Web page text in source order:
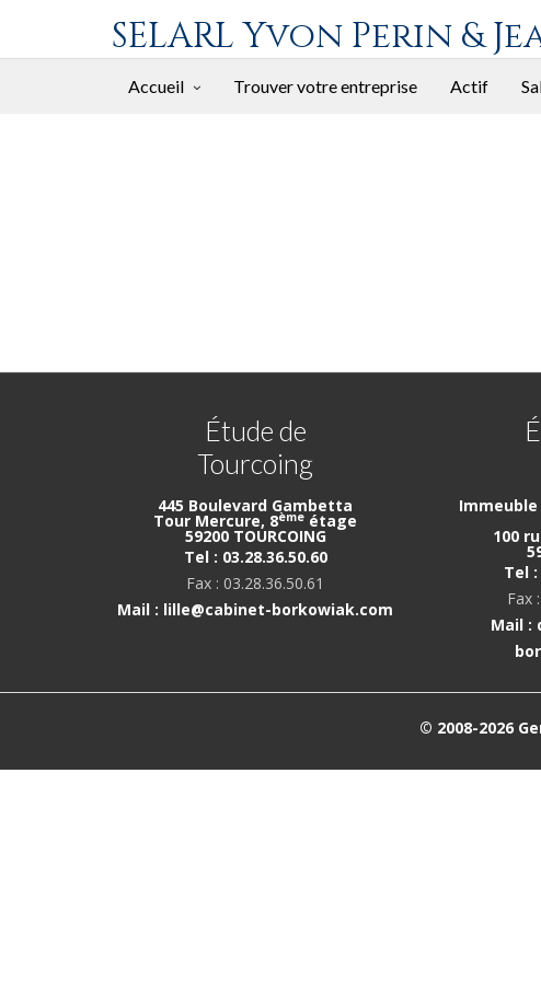
SELARL Yvon Perin &
Accueil Trouver votre entreprise Actif
Étude de
Tourcoing
445 Boulevard Gambetta
Tour Mercure, 8ème étage
59200 TOURCOING
Tel : 03.28.36.50.60
Fax : 03.28.36.50.61
Mail : lille@cabinet-borkowiak.com
100
Tel :
Fax
Mail :
© 2008-2026